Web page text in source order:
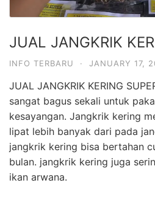
JUAL JANGKRIK
INFO TERBARU · JANUARY 17,
JUAL JANGKRIK KERING
sangat bagus sekali untuk
kesayangan. Jangkrik kering
lipat lebih banyak dari pada
jangkrik kering bisa bertahan
bulan. jangkrik kering juga
ikan arwana.